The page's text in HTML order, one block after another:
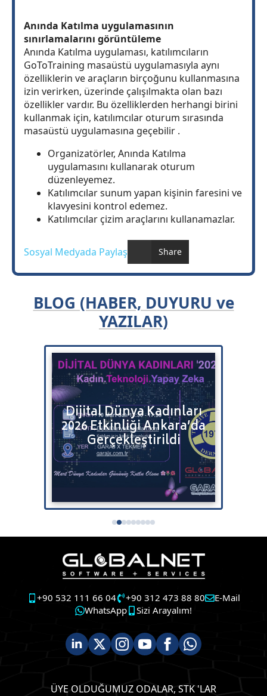
Anında Katılma uygulamasının
sınırlamalarını görüntüleme
Anında Katılma uygulaması, katılımcıların
GoToTraining masaüstü uygulamasıyla aynı
özelliklerin ve araçların birçoğunu kullanmasına
izin verirken, üzerinde çalışılmakta olan bazı
özellikler vardır. Bu özelliklerden herhangi birini
kullanmak için, katılımcılar oturum sırasında
masaüstü uygulamasına geçebilir .
Organizatörler, Anında Katılma
uygulamasını kullanarak oturum
düzenleyemez.
Katılımcılar sunum yapan kişinin faresini ve
klavyesini kontrol edemez.
Katılımcılar çizim araçlarını kullanamazlar.
Sosyal Medyada Paylaş Share
BLOG (HABER, DUYURU ve
YAZILAR)
Dijital Dünya Kadınları
2026 Etkinliği Ankara’da
Gerçekleştirildi
+90 532 111 66 04 +90 312 473 88 80
E-Mail
WhatsApp
Sizi Arayalım!
ÜYE OLDUĞUMUZ ODALAR, STK 'LAR